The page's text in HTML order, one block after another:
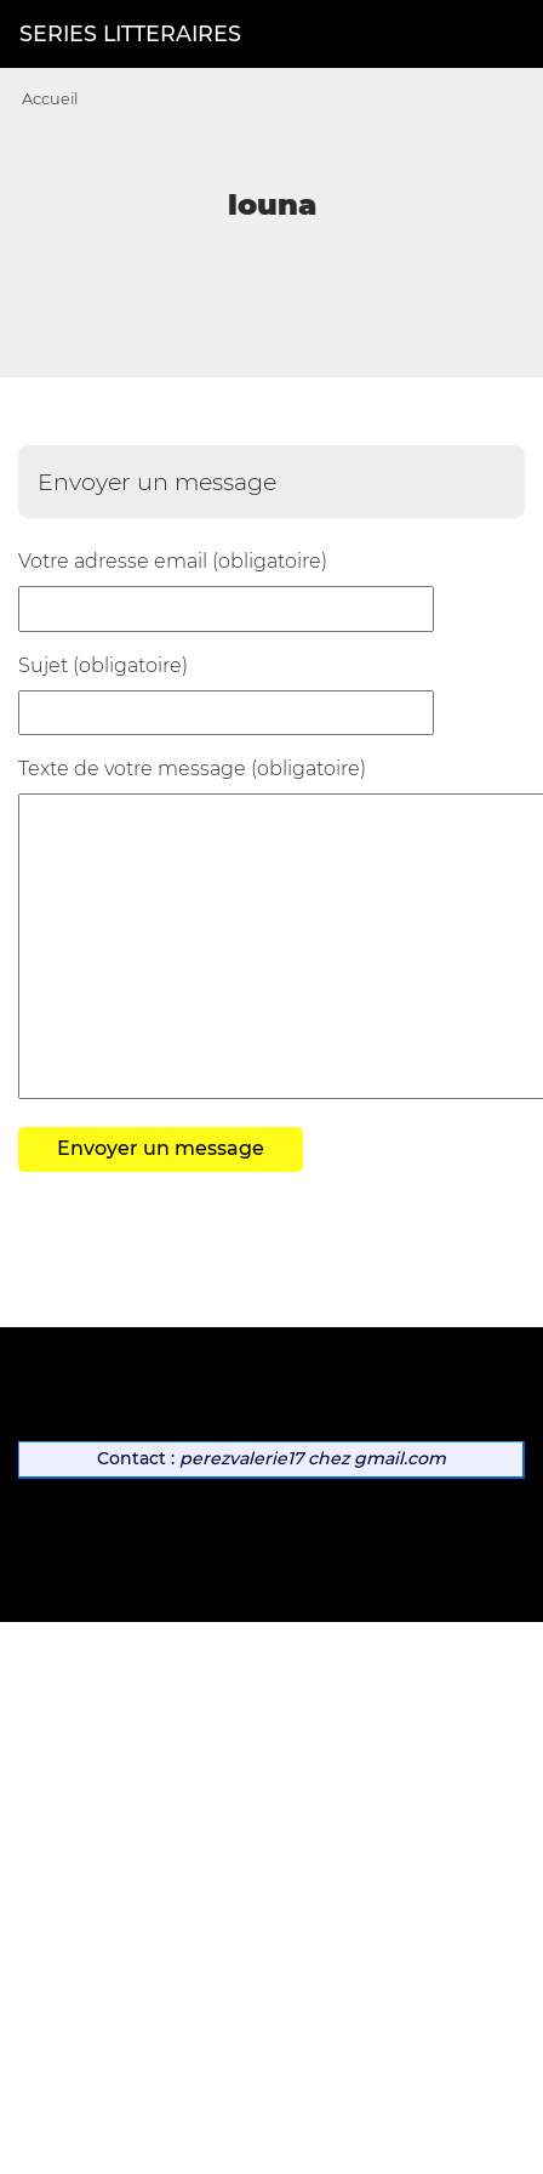
SERIES LITTERAIRES
Accueil
louna
Envoyer un message
Votre adresse email (obligatoire)
Sujet (obligatoire)
Texte de votre message (obligatoire)
Contact : perezvalerie17chezgmail.com